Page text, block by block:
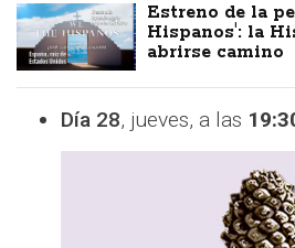
Estreno de la
Hispanos': la
abrirse camino
Día 28, jueves, a las